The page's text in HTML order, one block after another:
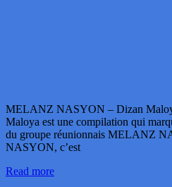
MELANZ NASYON – Dizan
Maloya est une compilation qui
du groupe réunionnais MELANZ
NASYON, c’est
Read more